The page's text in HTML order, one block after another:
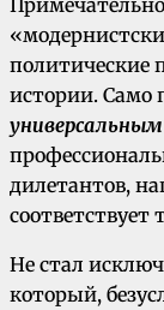
политические
истории. Само
дилетантов,
Не стал
который,